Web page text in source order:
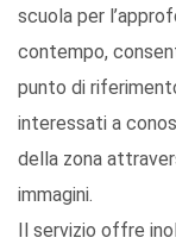
scuola per
contempo,
punto di
interessati a
della zona
immagini.
Il servizio offre